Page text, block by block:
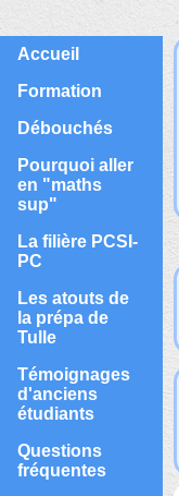
Accueil
Formation
Débouchés
Pourquoi aller
en "maths
sup"
La filière PCSI-
PC
Les atouts de
la prépa de
Tulle
Témoignages
d'anciens
étudiants
Questions
fréquentes